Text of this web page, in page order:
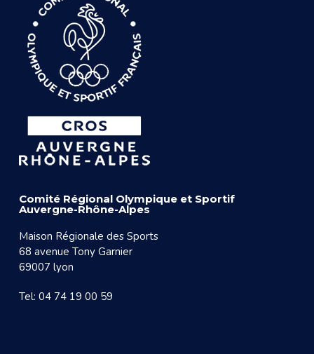
Comité Régional Olympique et Sportif
Auvergne-Rhône-Alpes
Maison Régionale des Sports
68 avenue Tony Garnier
69007 lyon
Tel: 04 74 19 00 59